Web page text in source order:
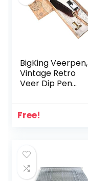
BigKing Veerpen,
Vintage Retro
Veer Dip Pen
Kantoorartikelen
staaf-bruin)
Free!